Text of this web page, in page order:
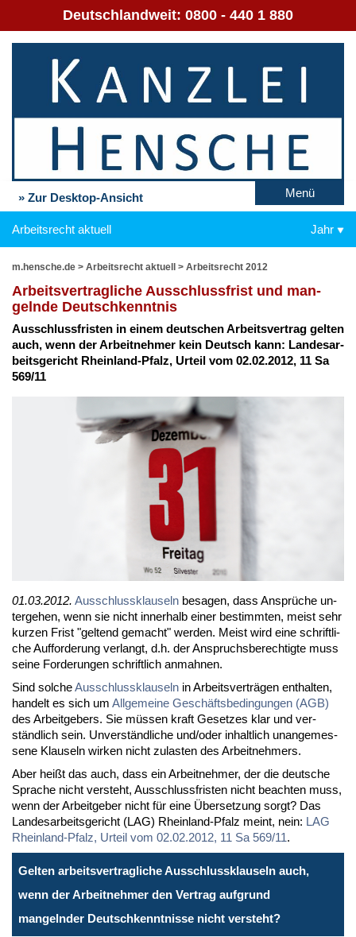
Deutschlandweit: 0800 - 440 1 880
» Zur Desktop-Ansicht Menü
Arbeitsrecht aktuell Jahr
m.hensche.de > Arbeitsrecht aktuell > Arbeitsrecht 2012
Ar­beits­ver­trag­li­che Aus­schluss­frist und man­
geln­de Deutsch­kennt­nis
Aus­schluss­fris­ten in ei­nem deut­schen Ar­beits­ver­trag gel­ten
auch, wenn der Ar­beit­neh­mer kein Deutsch kann: Lan­des­ar­
beits­ge­richt Rhein­land-Pfalz, Ur­teil vom 02.02.2012, 11 Sa
569/11
01.03.2012. Aus­schluss­klau­seln be­sa­gen, dass An­sprü­che un­
ter­ge­hen, wenn sie nicht in­ner­halb ei­ner be­stimm­ten, meist sehr
kur­zen Frist "gel­tend ge­macht" wer­den. Meist wird ei­ne schrift­li­
che Auf­for­de­rung ver­langt, d.h. der An­spruchs­be­rech­tig­te muss
sei­ne For­de­run­gen schrift­lich an­mah­nen.
Sind sol­cheAus­schluss­klau­seln in Ar­beits­ver­trä­gen ent­hal­ten,
han­delt es sich um All­ge­mei­ne Ge­schäfts­be­din­gun­gen (AGB)
des Ar­beit­ge­bers. Sie müs­sen kraft Ge­set­zes klar und ver­
ständ­lich sein. Un­ver­ständ­li­che und/oder in­halt­lich un­an­ge­mes­
se­ne Klau­seln wir­ken nicht zu­las­ten des Ar­beit­neh­mers.
Aber heißt das auch, dass ein Ar­beit­neh­mer, der die deut­sche
Spra­che nicht ver­steht, Aus­schluss­fris­ten nicht be­ach­ten muss,
wenn der Ar­beit­ge­ber nicht für ei­ne Über­set­zung sorgt? Das
Lan­des­ar­beits­ge­richt (LAG) Rhein­land-Pfalz meint, nein: LAG
Rhein­land-Pfalz, Ur­teil vom 02.02.2012, 11 Sa 569/11.
Gelten arbeitsvertragliche Ausschlussklauseln auch,
wenn der Arbeitnehmer den Vertrag aufgrund
mangelnder Deutschkenntnisse nicht versteht?